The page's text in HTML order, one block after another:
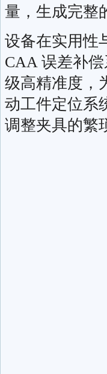
量，生成完整
设备在实用性
CAA 误差补
级高精准度，
动工件定位系
调整夹具的繁